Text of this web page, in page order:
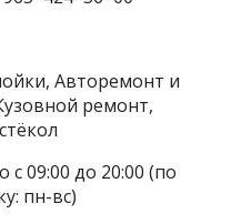
Авторемонт и
ремонт,
09:00 до 20:00 (по
пн-вс)